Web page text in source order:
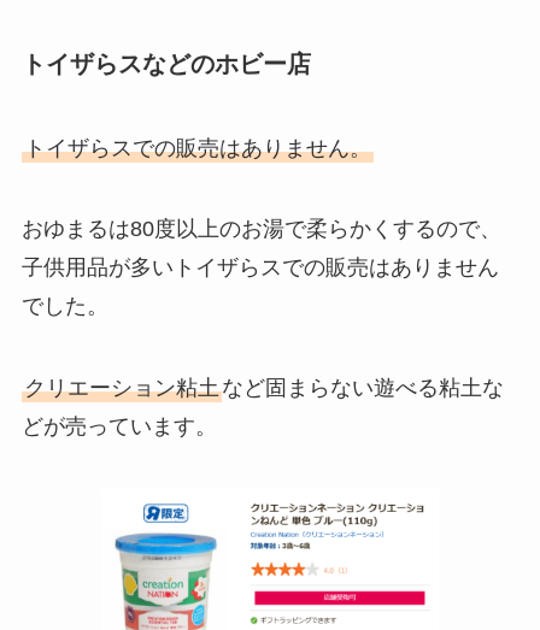
トイザらスなどのホビー店
トイザらスでの販売はありません。
おゆまるは80度以上のお湯で柔らかくするので、
子供用品が多いトイザらスでの販売はありません
でした。
クリエーション粘土など固まらない遊べる粘土な
どが売っています。